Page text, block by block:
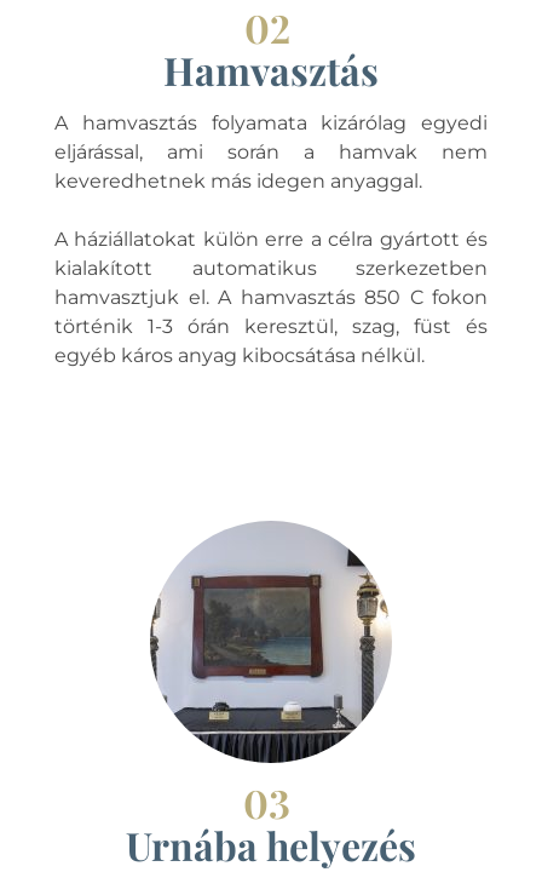
02
Hamvasztás
A hamvasztás folyamata kizárólag egyedi
eljárással, ami során a hamvak nem
keveredhetnek más idegen anyaggal.
A háziállatokat külön erre a célra gyártott és
kialakított automatikus szerkezetben
hamvasztjuk el. A hamvasztás 850 C fokon
történik 1-3 órán keresztül, szag, füst és
egyéb káros anyag kibocsátása nélkül.
03
Urnába helyezés